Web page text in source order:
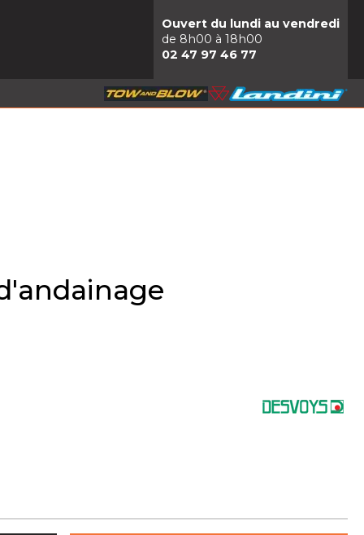
Ouvert du lundi au vendredi
de 8h00 à 18h00
02 47 97 46 77